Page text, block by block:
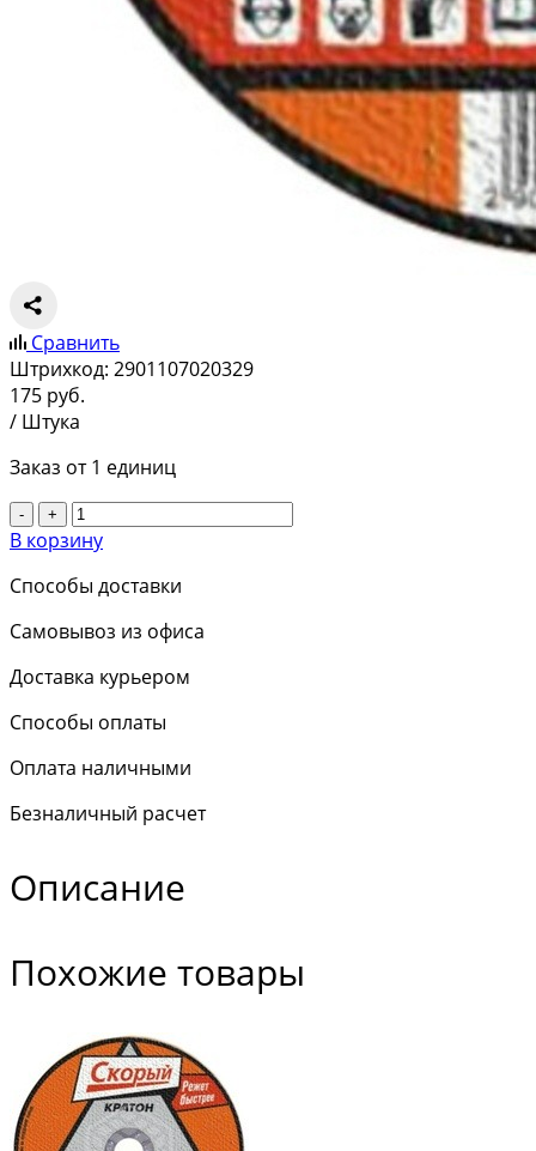
Сравнить
Штрихкод: 2901107020329
175 руб.
/ Штука
Заказ от 1 единиц
- +
В корзину
Способы доставки
Самовывоз из офиса
Доставка курьером
Способы оплаты
Оплата наличными
Безналичный расчет
Описание
Похожие товары